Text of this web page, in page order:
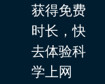
获得免费
时长，快
去体验科
学上网